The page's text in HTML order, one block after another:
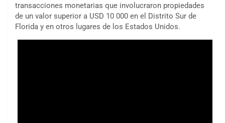
transacciones monetarias que involucraron propiedades
de un valor superior a USD 10 000 en el Distrito Sur de
Florida y en otros lugares de los Estados Unidos.